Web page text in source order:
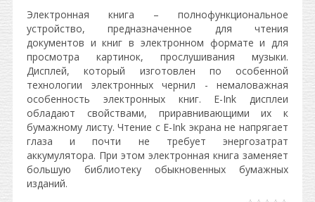
Электронная книга – полнофункциональное
устройство, предназначенное для чтения
документов и книг в электронном формате и для
просмотра картинок, прослушивания музыки.
Дисплей, который изготовлен по особенной
технологии электронных чернил - немаловажная
особенность электронных книг. E-Ink дисплеи
обладают свойствами, приравнивающими их к
бумажному листу. Чтение с E-Ink экрана не напрягает
глаза и почти не требует энергозатрат
аккумулятора. При этом электронная книга заменяет
большую библиотеку обыкновенных бумажных
изданий.